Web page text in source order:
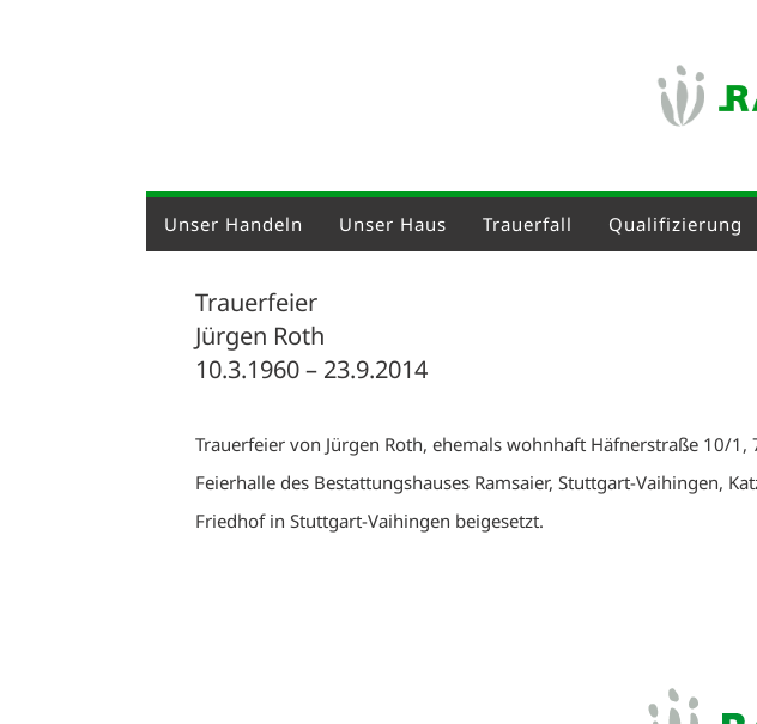
Unser Handeln Unser Haus Trauerfall Qualifizierung
Trauerfeier
Jürgen Roth
10.3.1960 – 23.9.2014
Trauerfeier von Jürgen Roth, ehemals wohnhaft Häfnerstraße 10/
Feierhalle des Bestattungshauses Ramsaier, Stuttgart-Vaihingen,
Friedhof in Stuttgart-Vaihingen beigesetzt.